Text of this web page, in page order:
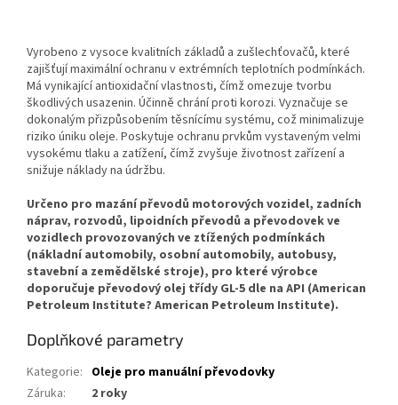
Vyrobeno z vysoce kvalitních základů a zušlechťovačů, které
zajišťují maximální ochranu v extrémních teplotních podmínkách.
Má vynikající antioxidační vlastnosti, čímž omezuje tvorbu
škodlivých usazenin. Účinně chrání proti korozi. Vyznačuje se
dokonalým přizpůsobením těsnícímu systému, což minimalizuje
riziko úniku oleje. Poskytuje ochranu prvkům vystaveným velmi
vysokému tlaku a zatížení, čímž zvyšuje životnost zařízení a
snižuje náklady na údržbu.
Určeno pro mazání převodů motorových vozidel, zadních
náprav, rozvodů, lipoidních převodů a převodovek ve
vozidlech provozovaných ve ztížených podmínkách
(nákladní automobily, osobní automobily, autobusy,
stavební a zemědělské stroje), pro které výrobce
doporučuje převodový olej třídy GL-5 dle na API (American
Petroleum Institute? American Petroleum Institute).
Doplňkové parametry
Kategorie: Oleje pro manuální převodovky
Záruka:
2 roky